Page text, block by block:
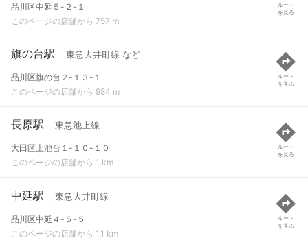
品川区中延５-２-１
このページの店舗から 757 m
ルート
を見る
旗の台駅 東急大井町線 など
品川区旗の台２-１３-１
このページの店舗から 984 m
ルート
を見る
長原駅 東急池上線
大田区上池台１-１０-１０
このページの店舗から 1 km
ルート
を見る
中延駅 東急大井町線
品川区中延４-５-５
このページの店舗から 1.1 km
ルート
を見る